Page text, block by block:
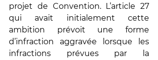
projet de Convention. L’article 27
qui avait initialement cette
ambition prévoit une forme
d’infraction aggravée lorsque les
infractions prévues par la